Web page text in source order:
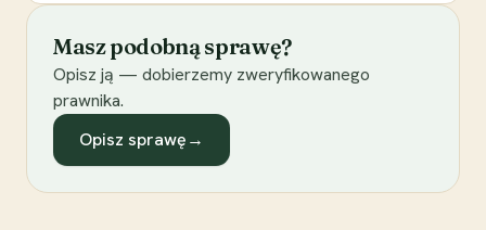
Masz podobną sprawę?
Opisz ją — dobierzemy zweryfikowanego
prawnika.
Opisz sprawę→